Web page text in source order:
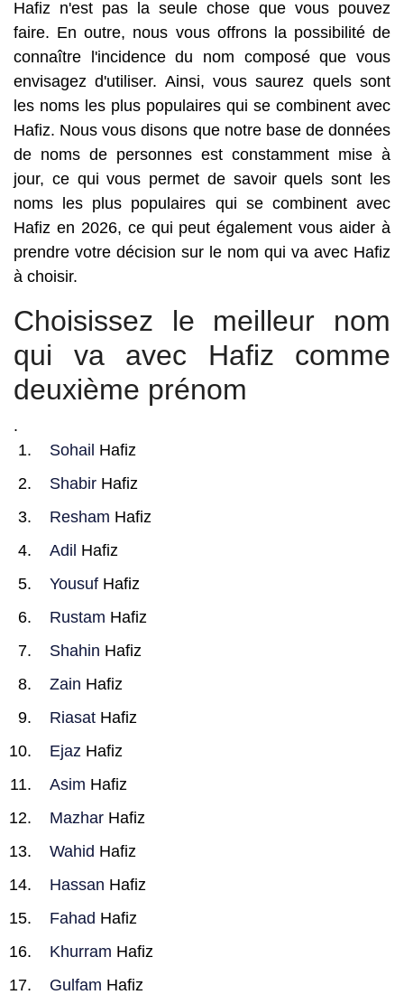
Hafiz n'est pas la seule chose que vous pouvez
faire. En outre, nous vous offrons la possibilité de
connaître l'incidence du nom composé que vous
envisagez d'utiliser. Ainsi, vous saurez quels sont
les noms les plus populaires qui se combinent avec
Hafiz. Nous vous disons que notre base de données
de noms de personnes est constamment mise à
jour, ce qui vous permet de savoir quels sont les
noms les plus populaires qui se combinent avec
Hafiz en 2026, ce qui peut également vous aider à
prendre votre décision sur le nom qui va avec Hafiz
à choisir.
Choisissez le meilleur nom
qui va avec Hafiz comme
deuxième prénom
.
Sohail Hafiz
Shabir Hafiz
Resham Hafiz
Adil Hafiz
Yousuf Hafiz
Rustam Hafiz
Shahin Hafiz
Zain Hafiz
Riasat Hafiz
Ejaz Hafiz
Asim Hafiz
Mazhar Hafiz
Wahid Hafiz
Hassan Hafiz
Fahad Hafiz
Khurram Hafiz
Gulfam Hafiz